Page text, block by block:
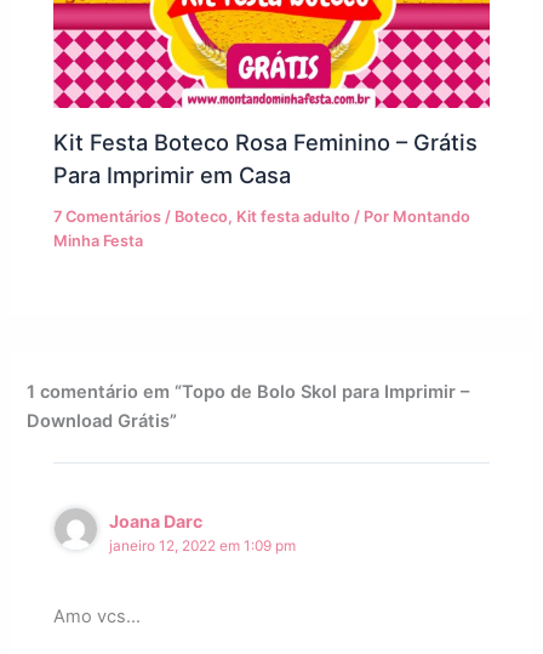
Kit Festa Boteco Rosa Feminino – Grátis
Para Imprimir em Casa
7 Comentários / Boteco, Kit festa adulto / Por Montando
Minha Festa
1 comentário em “Topo de Bolo Skol para Imprimir –
Download Grátis”
Joana Darc
janeiro 12, 2022 em 1:09 pm
Amo vcs…